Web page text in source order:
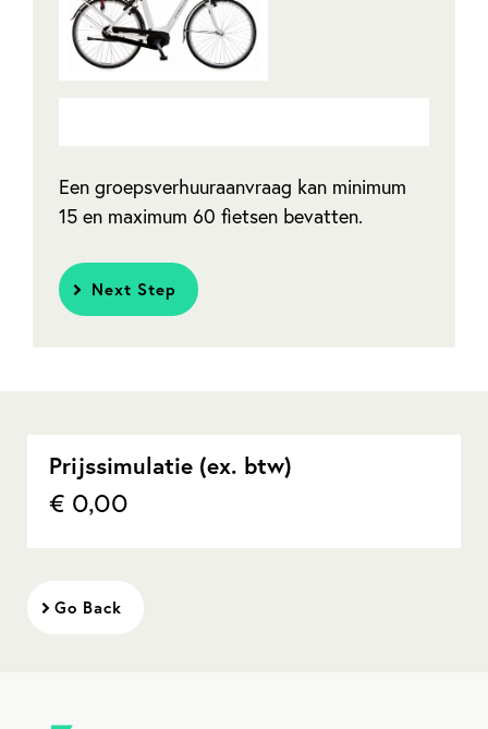
Een groepsverhuuraanvraag kan minimum
15 en maximum 60 fietsen bevatten.
Next Step
Prijssimulatie (ex. btw)
€ 0,00
Go Back